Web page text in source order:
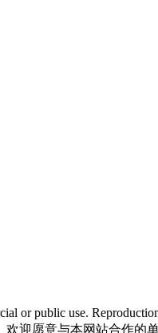
or public use.
迎愿意与本网站合作的